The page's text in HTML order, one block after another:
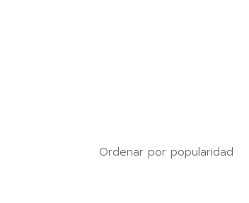
Ordenar por popularidad